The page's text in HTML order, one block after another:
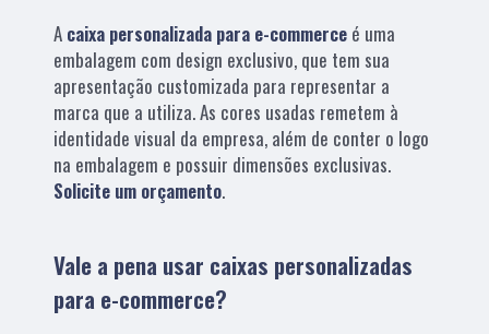
A caixa personalizada para e-commerce é uma
embalagem com design exclusivo, que tem sua
apresentação customizada para representar a
marca que a utiliza. As cores usadas remetem à
identidade visual da empresa, além de conter o logo
na embalagem e possuir dimensões exclusivas.
Solicite um orçamento.
Vale a pena usar caixas personalizadas
para e-commerce?